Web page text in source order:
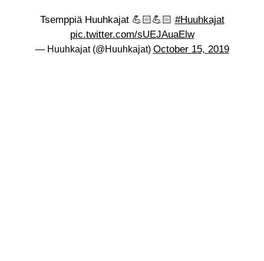
Tsemppiä Huuhkajat 💪🏻💪🏻 #Huuhkajat
pic.twitter.com/sUEJAuaElw
— Huuhkajat (@Huuhkajat) October 15, 2019